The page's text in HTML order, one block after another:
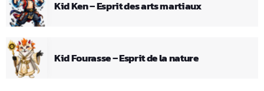
Kid Ken – Esprit des arts martiaux
Kid Fourasse – Esprit de la nature